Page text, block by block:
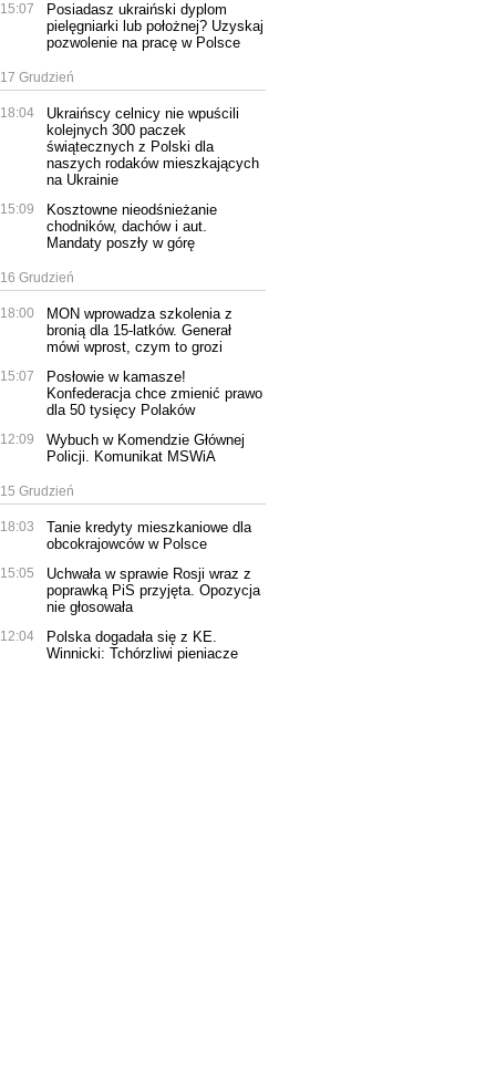
15:07
Posiadasz ukraiński dyplom
pielęgniarki lub położnej? Uzyskaj
pozwolenie na pracę w Polsce
17 Grudzień
18:04
Ukraińscy celnicy nie wpuścili
kolejnych 300 paczek
świątecznych z Polski dla
naszych rodaków mieszkających
na Ukrainie
15:09
Kosztowne nieodśnieżanie
chodników, dachów i aut.
Mandaty poszły w górę
16 Grudzień
18:00
MON wprowadza szkolenia z
bronią dla 15-latków. Generał
mówi wprost, czym to grozi
15:07
Posłowie w kamasze!
Konfederacja chce zmienić prawo
dla 50 tysięcy Polaków
12:09
Wybuch w Komendzie Głównej
Policji. Komunikat MSWiA
15 Grudzień
18:03
Tanie kredyty mieszkaniowe dla
obcokrajowców w Polsce
15:05
Uchwała w sprawie Rosji wraz z
poprawką PiS przyjęta. Opozycja
nie głosowała
12:04
Polska dogadała się z KE.
Winnicki: Tchórzliwi pieniacze